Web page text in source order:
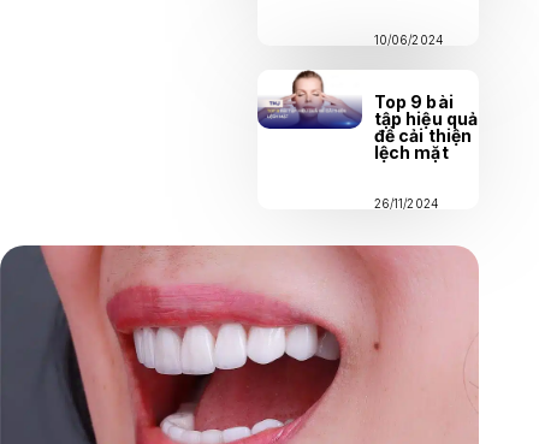
10/06/2024
Top 9 bài
tập hiệu quả
để cải thiện
lệch mặt
26/11/2024